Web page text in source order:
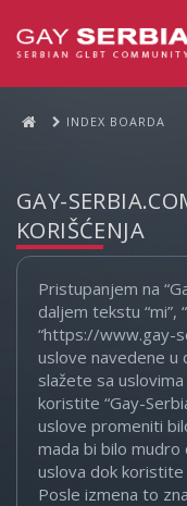
INDEX BOARDA
GAY-
KORIŠĆENJA
Pristupanjem na
daljem tekstu “mi”,
“https://www.gay-
uslove navedene u
slažete sa
koristite “Gay-
uslove promeniti
mada bi bilo
uslova dok koristite
Posle izmena to